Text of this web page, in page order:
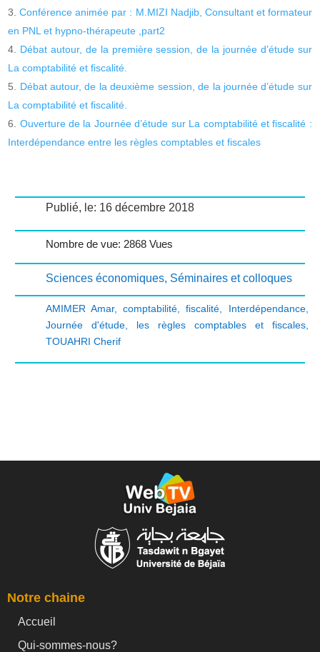
Conférence animée par : M.MIZI Nadjib, Consultant et formateur
en PNL et hypno-thérapeute ,part2
Débat autour, de la première session, de la journée d’étude sur
La comptabilité et fiscalité.
Débat autour, de la deuxième session, de la journée d’étude sur
La comptabilité et fiscalité.
Ouverture de la Journée d’étude sur La comptabilité et fiscalité :
Interdépendance entre les règles comptables et fiscales
Publié, le: 16 décembre 2018
Nombre de vue: 2868 Vues
Sciences économiques, Séminaires et colloques
AMIMER Amar, comptabilité ,fiscalité Interdépendance,
Journée d'étude, les règles comptables et fiscales,
TOUAHRI Cherif
Notre chaine
Accueil
Qui-sommes-nous?